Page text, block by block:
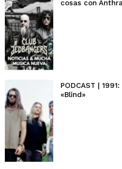
cosas con
PODCAST |
«Blind»